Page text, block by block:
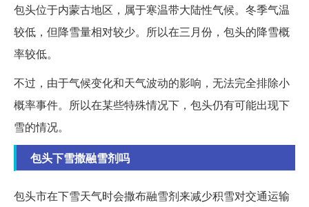
包头位于内蒙古地区，属于寒温带大陆性气候。冬季气温
较低，但降雪量相对较少。所以在三月份，包头的降雪概
率较低。
不过，由于气候变化和天气波动的影响，无法完全排除小
概率事件。所以在某些特殊情况下，包头仍有可能出现下
雪的情况。
包头下雪撒融雪剂吗
包头市在下雪天气时会撒布融雪剂来减少积雪对交通运输